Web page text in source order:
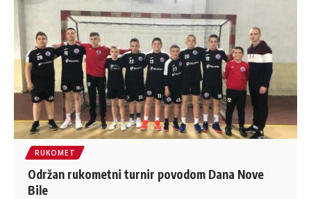
RUKOMET
Održan rukometni turnir povodom Dana Nove
Bile